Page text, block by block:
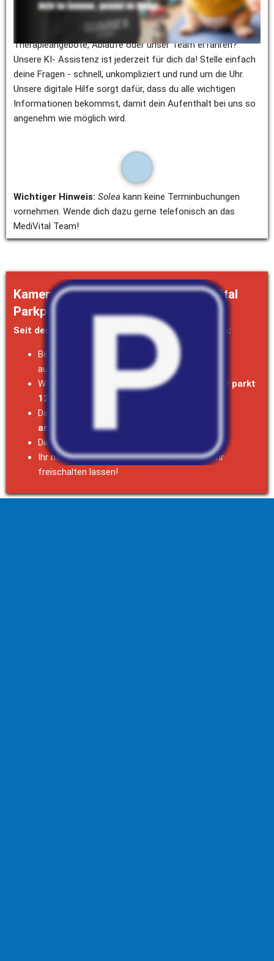
Hast du Fragen zu deinem Besuch im MediVital
Therapiezentrum? Möchtest du mehr über unsere
Therapieangebote, Abläufe oder unser Team erfahren?
Unsere KI- Assistenz ist jederzeit für dich da! Stelle einfach
deine Fragen - schnell, unkompliziert und rund um die Uhr.
Unsere digitale Hilfe sorgt dafür, dass du alle wichtigen
Informationen bekommst, damit dein Aufenthalt bei uns so
angenehm wie möglich wird.
Wichtiger Hinweis: Solea kann keine Terminbuchungen
vornehmen. Wende dich dazu gerne telefonisch an das
MediVital Team!
Kamera-Parksystem auf dem MediVital
Parkplatz
Seit dem 05.05.2026 gelten folgende Parkregeln:
Bei der Einfahrt wird euer Autokennzeichen
automatisch erfasst
Wir übernehmen die
ersten 120 Minuten = ihr parkt
120 Minuten kostenfrei!
Danach zahlt ihr am Parkautomat
angefangener halben Stunde
Die Höchstparkdauer beträgt: 6,- € pro Tag
Ihr müsst euer Kfz-Kennzeichen NICHT mehr
freischalten lassen!